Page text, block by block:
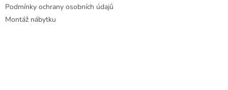
Podmínky ochrany osobních údajů
Montáž nábytku